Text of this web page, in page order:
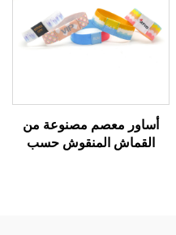
أساور معصم مصنوعة من
القماش المنقوش حسب